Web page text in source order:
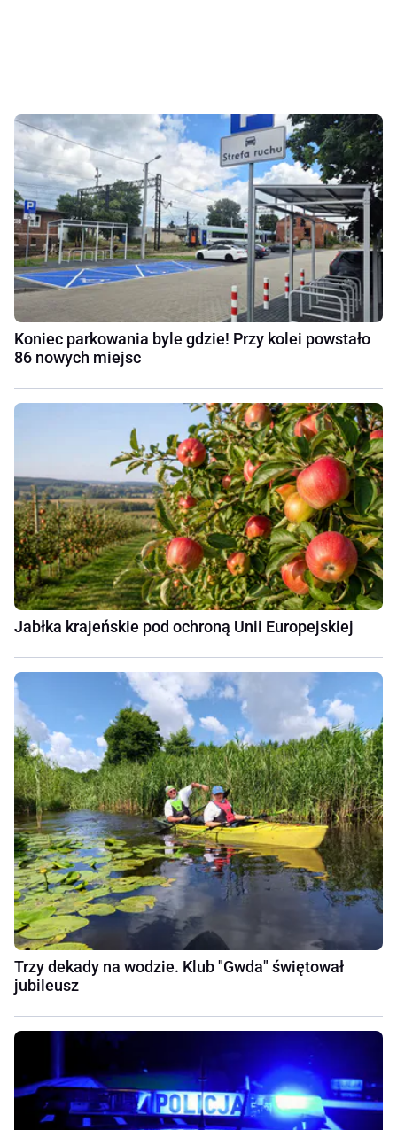
Koniec parkowania byle gdzie! Przy kolei powstało
86 nowych miejsc
Jabłka krajeńskie pod ochroną Unii Europejskiej
Trzy dekady na wodzie. Klub "Gwda" świętował
jubileusz